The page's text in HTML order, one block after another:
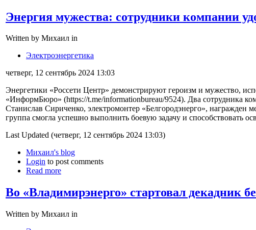
Энергия мужества: сотрудники компании
Written by Михаил in
Электроэнергетика
четверг, 12 сентябрь 2024 13:03
Энергетики «Россети Центр» демонстрируют героизм и мужество,
«ИнформБюро» (https://t.me/informationbureau/9524). Два сотрудника
Станислав Сириченко, электромонтер «Белгородэнерго», награжден
группа смогла успешно выполнить боевую задачу и способствовать
Last Updated (четверг, 12 сентябрь 2024 13:03)
Михаил's blog
Login to post comments
Read more
Во «Владимирэнерго» стартовал декадник
Written by Михаил in